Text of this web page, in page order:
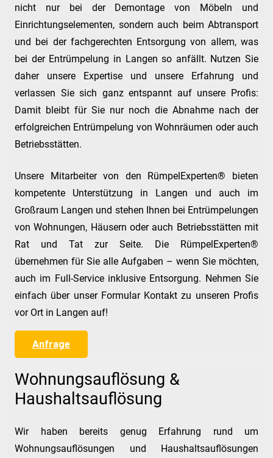
nicht nur bei der Demontage von Möbeln und
Einrichtungselementen, sondern auch beim Abtransport
und bei der fachgerechten Entsorgung von allem, was
bei der Entrümpelung in Langen so anfällt. Nutzen Sie
daher unsere Expertise und unsere Erfahrung und
verlassen Sie sich ganz entspannt auf unsere Profis:
Damit bleibt für Sie nur noch die Abnahme nach der
erfolgreichen Entrümpelung von Wohnräumen oder auch
Betriebsstätten.
Unsere Mitarbeiter von den RümpelExperten® bieten
kompetente Unterstützung in Langen und auch im
Großraum Langen und stehen Ihnen bei Entrümpelungen
von Wohnungen, Häusern oder auch Betriebsstätten mit
Rat und Tat zur Seite. Die RümpelExperten®
übernehmen für Sie alle Aufgaben – wenn Sie möchten,
auch im Full-Service inklusive Entsorgung. Nehmen Sie
einfach über unser Formular Kontakt zu unseren Profis
vor Ort in Langen auf!
Anfrage
Wohnungsauflösung &
Haushaltsauflösung
Wir haben bereits genug Erfahrung rund um
Wohnungsauflösungen und Haushaltsauflösungen